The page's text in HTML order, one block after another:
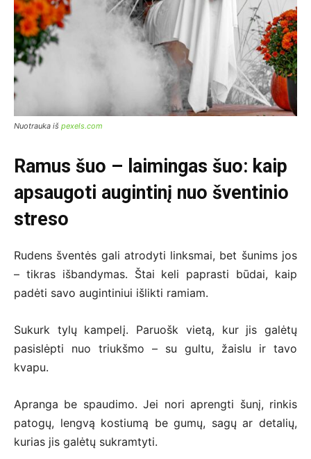
Nuotrauka iš pexels.com
Ramus šuo – laimingas šuo: kaip
apsaugoti augintinį nuo šventinio
streso
Rudens šventės gali atrodyti linksmai, bet šunims jos
– tikras išbandymas. Štai keli paprasti būdai, kaip
padėti savo augintiniui išlikti ramiam.
Sukurk tylų kampelį. Paruošk vietą, kur jis galėtų
pasislėpti nuo triukšmo – su gultu, žaislu ir tavo
kvapu.
Apranga be spaudimo. Jei nori aprengti šunį, rinkis
patogų, lengvą kostiumą be gumų, sagų ar detalių,
kurias jis galėtų sukramtyti.